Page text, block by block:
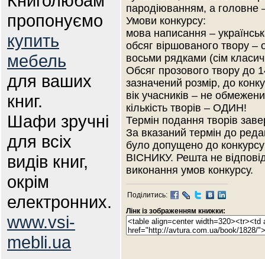
пропонуємо
купить
мебель
для ваших
книг.
Шафи зручні
для всіх
видів книг,
окрім
електронних.
www.vsi-
mebli.ua
пародіюванням, а головне
Умови конкурсу:
мова написання –
обсяг віршованого твору
восьми рядками (сім
Обсяг прозового твору до
зазначений розмір, до
вік учасників – не
кількість творів – ОДИН!
Термін подання творів
За вказаний термін до
було допущено до
ВІСНИКУ. Решта не
виконання умов конкурсу.
Поділитись:
Лінк із зображенням книжки: